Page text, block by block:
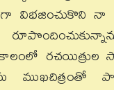
విభజించుకొని
రచయిత్రుల
ముఖచిత్రంతో